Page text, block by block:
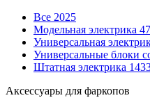
Все 2025
Модельная электрика
Универсальная
Универсальные блоки
Штатная электрика
Аксессуары для фаркопов